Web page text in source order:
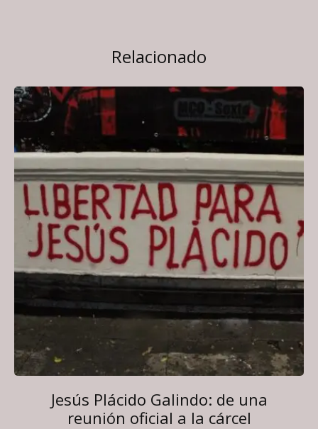
Relacionado
Jesús Plácido Galindo: de una
reunión oficial a la cárcel